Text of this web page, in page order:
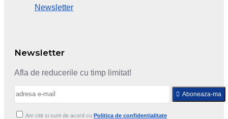
Newsletter
Newsletter
Afla de reducerile cu timp limitat!
Aboneaza-ma
Am citit si sunt de acord cu Politica de confidentialitate